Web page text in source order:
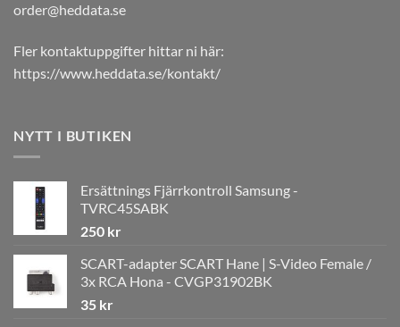
order@heddata.se
Fler kontaktuppgifter hittar ni här:
https://www.heddata.se/kontakt/
NYTT I BUTIKEN
Ersättnings Fjärrkontroll Samsung -
TVRC45SABK
250 kr
SCART-adapter SCART Hane | S-Video Female /
3x RCA Hona - CVGP31902BK
35 kr